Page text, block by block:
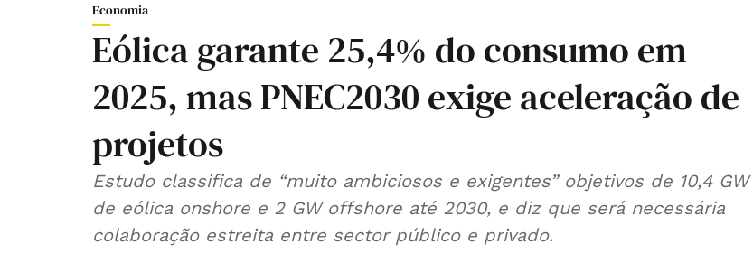
Economia
Eólica garante 25,4% do consumo em
2025, mas PNEC2030 exige aceleração de
projetos
Estudo classifica de “muito ambiciosos e exigentes” objetivos de 10,4 GW
de eólica onshore e 2 GW offshore até 2030, e diz que será necessária
colaboração estreita entre sector público e privado.